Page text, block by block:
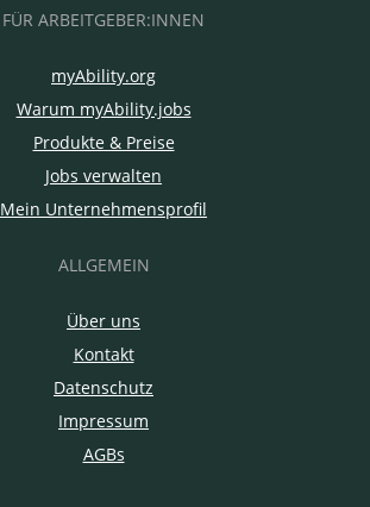
FÜR ARBEITGEBER:INNEN
myAbility.org
Warum myAbility.jobs
Produkte & Preise
Jobs verwalten
Mein Unternehmensprofil
ALLGEMEIN
Über uns
Kontakt
Datenschutz
Impressum
AGBs